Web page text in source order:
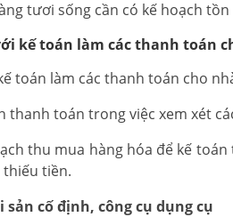
tươi sống cần có kế hoạch
kế toán làm các thanh toán
toán làm các thanh toán cho
thanh toán trong việc xem xét
thu mua hàng hóa để kế
tiền.
sản cố định, công cụ dụng cụ